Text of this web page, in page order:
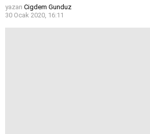
yazan Cigdem Gunduz
30 Ocak 2020, 16:11